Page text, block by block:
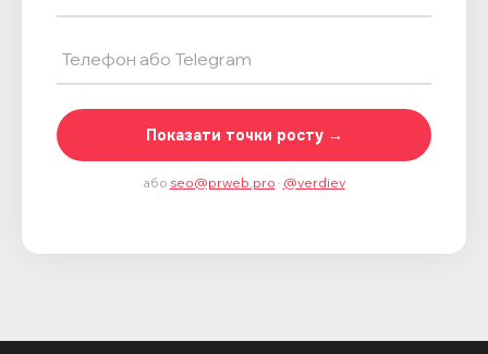
Показати точки росту →
або seo@prweb.pro · @verdiev